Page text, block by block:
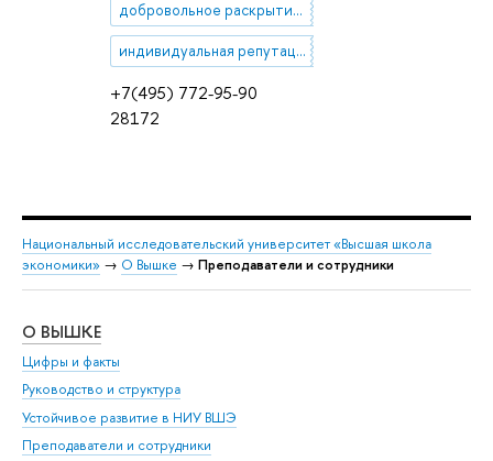
+7(495) 772-95-90
28172
добровольное раскрытие информации
индивидуальная репутация
Национальный исследовательский университет «Высшая школа
экономики» → О Вышке → Преподаватели и сотрудники
О ВЫШКЕ
Цифры и факты
Руководство и структура
Устойчивое развитие в НИУ ВШЭ
Преподаватели и сотрудники